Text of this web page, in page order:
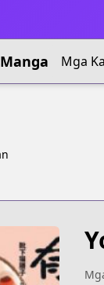
Mga